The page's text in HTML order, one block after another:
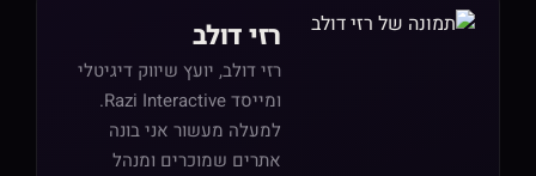
רזי דולב
רזי דולב, יועץ שיווק דיגיטלי
ומייסד Razi Interactive.
למעלה מעשור אני בונה
אתרים שמוכרים ומנהל